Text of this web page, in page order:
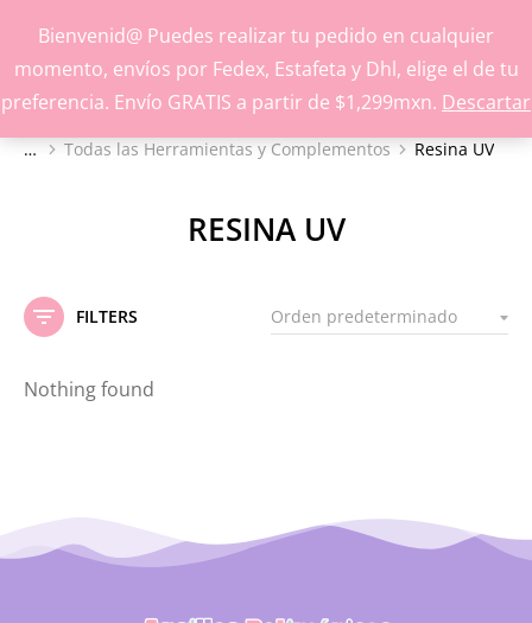
Bienvenid@ Puedes realizar tu pedido en cualquier
momento, envíos por Fedex, Estafeta y Dhl, elige el de tu
preferencia. Envío GRATIS a partir de $1,299mxn. Descartar
Estás aquí:
Todas las Herramientas y Complementos Resina UV
RESINA UV
FILTERS
Nothing found